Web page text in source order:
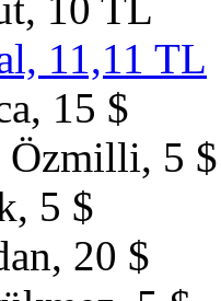
11,11 TL
15 $
Özmilli, 5 $
5 $
20 $